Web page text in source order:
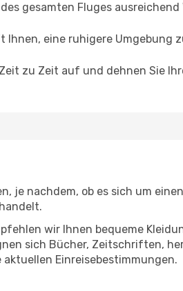
gesamten Fluges
Ihnen, eine ruhigere Umgebung
zu Zeit auf und dehnen Sie
je nachdem, ob es sich um
wir Ihnen bequeme
sich Bücher, Zeitschriften,
Einreisebestimmungen.